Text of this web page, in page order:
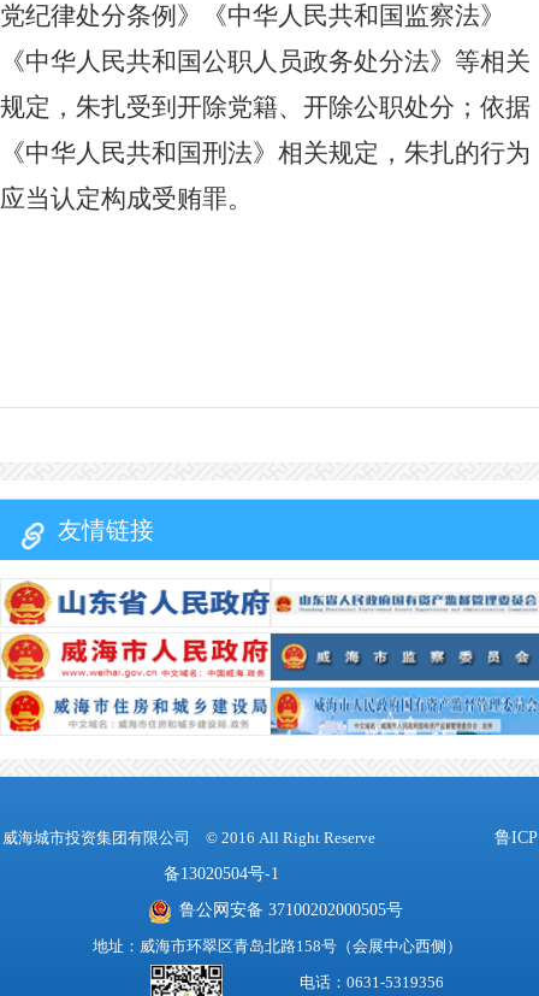
党纪律处分条例》《中华人民共和国监察法》
《中华人民共和国公职人员政务处分法》等相关
规定，朱扎受到开除党籍、开除公职处分；依据
《中华人民共和国刑法》相关规定，朱扎的行为
应当认定构成受贿罪。
友情链接
威海城市投资集团有限公司 © 2016 All Right Reserve
鲁ICP
备13020504号-1
鲁公网安备 37100202000505号
地址：威海市环翠区青岛北路158号（会展中心西侧）
电话：0631-5319356